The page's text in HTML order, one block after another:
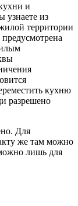
и
узнаете из
территории
кухню
разрешено
Для
же там можно
лишь для